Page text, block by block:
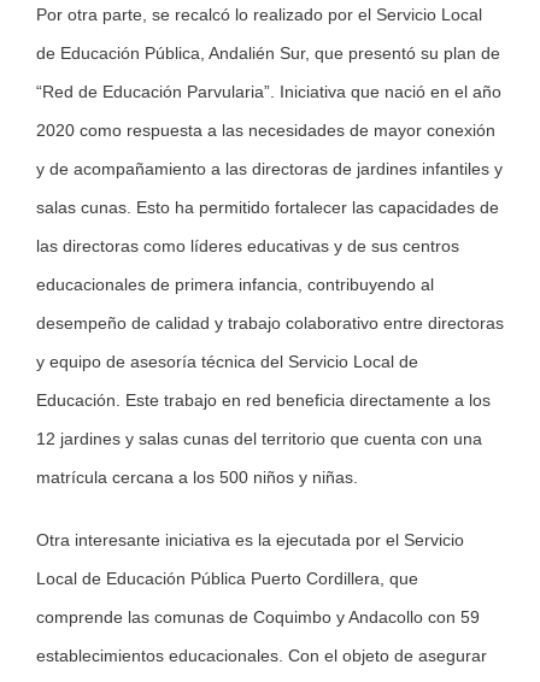
Por otra parte, se recalcó lo realizado por el Servicio Local
de Educación Pública, Andalién Sur, que presentó su plan de
“Red de Educación Parvularia”. Iniciativa que nació en el año
2020 como respuesta a las necesidades de mayor conexión
y de acompañamiento a las directoras de jardines infantiles y
salas cunas. Esto ha permitido fortalecer las capacidades de
las directoras como líderes educativas y de sus centros
educacionales de primera infancia, contribuyendo al
desempeño de calidad y trabajo colaborativo entre directoras
y equipo de asesoría técnica del Servicio Local de
Educación. Este trabajo en red beneficia directamente a los
12 jardines y salas cunas del territorio que cuenta con una
matrícula cercana a los 500 niños y niñas.
Otra interesante iniciativa es la ejecutada por el Servicio
Local de Educación Pública Puerto Cordillera, que
comprende las comunas de Coquimbo y Andacollo con 59
establecimientos educacionales. Con el objeto de asegurar